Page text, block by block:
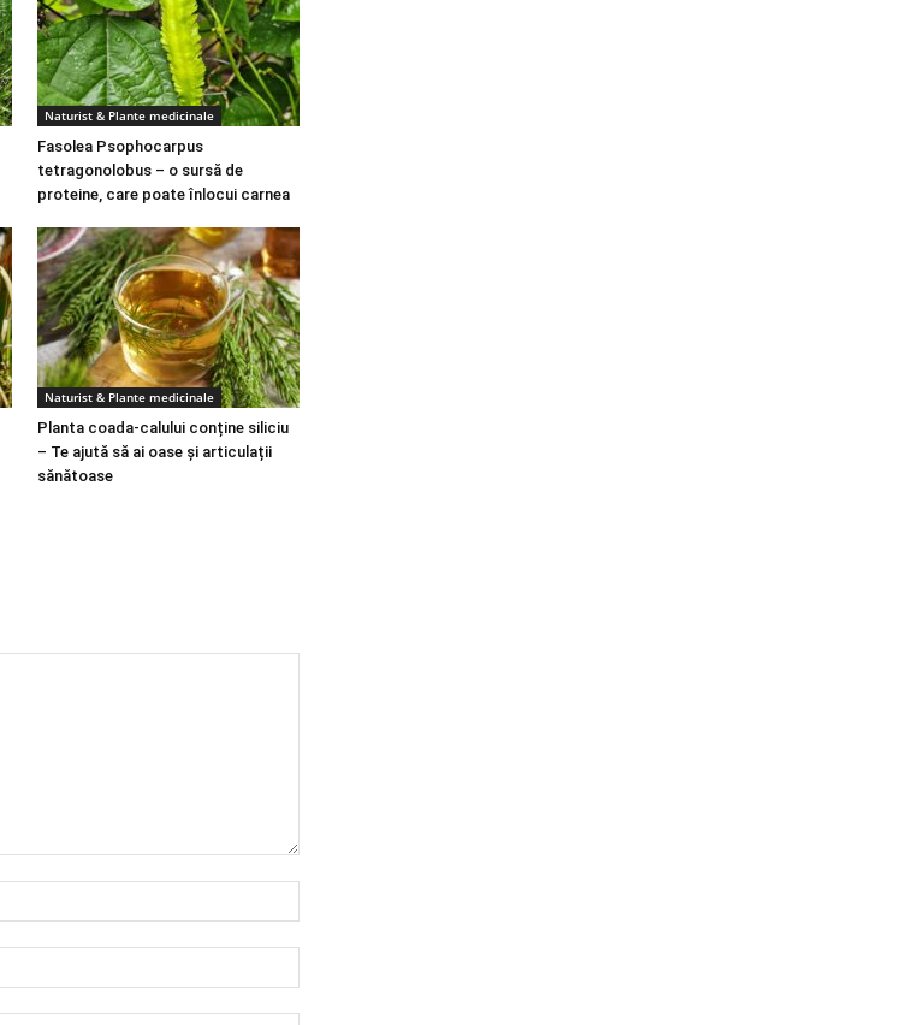
Naturist & Plante medicinale
Fasolea Psophocarpus
tetragonolobus – o sursă de
proteine, care poate înlocui carnea
Naturist & Plante medicinale
Planta coada-calului conține siliciu
– Te ajută să ai oase și articulații
sănătoase